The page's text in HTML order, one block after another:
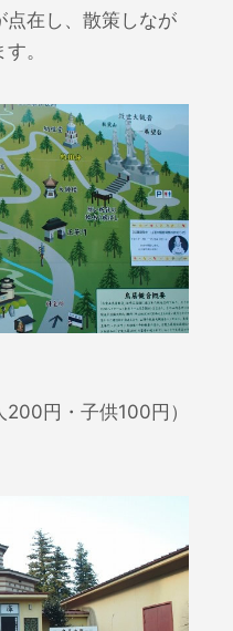
点在し、散策しなが
。
円・子供100円）